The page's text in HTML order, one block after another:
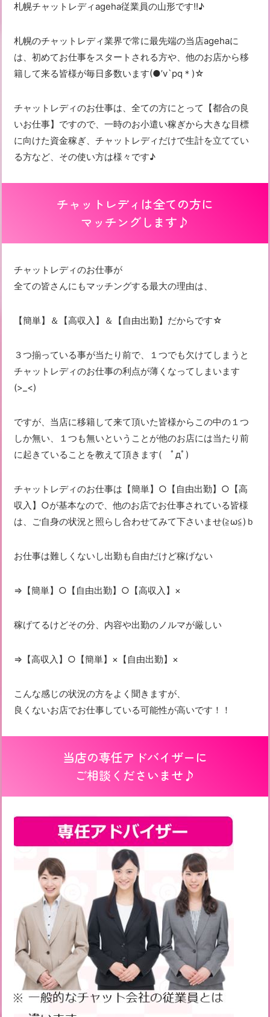
札幌チャットレディageha従業員の山形です!!♪
札幌のチャットレディ業界で常に最先端の当店agehaに
は、初めてお仕事をスタートされる方や、他のお店から移
籍して来る皆様が毎日多数います(●’v`pq＊)☆
チャットレディのお仕事は、全ての方にとって【都合の良
いお仕事】ですので、一時のお小遣い稼ぎから大きな目標
に向けた資金稼ぎ、チャットレディだけで生計を立ててい
る方など、その使い方は様々です♪
チャットレディは全ての方に
マッチングします♪
チャットレディのお仕事が
全ての皆さんにもマッチングする最大の理由は、
【簡単】＆【高収入】＆【自由出勤】だからです☆
３つ揃っている事が当たり前で、１つでも欠けてしまうと
チャットレディのお仕事の利点が薄くなってしまいます
(>_<)
ですが、当店に移籍して来て頂いた皆様からこの中の１つ
しか無い、１つも無いということが他のお店には当たり前
に起きていることを教えて頂きます( ﾟдﾟ)
チャットレディのお仕事は【簡単】○【自由出勤】○【高
収入】○が基本なので、他のお店でお仕事されている皆様
は、ご自身の状況と照らし合わせてみて下さいませ(≧ω≦)ｂ
お仕事は難しくないし出勤も自由だけど稼げない
⇒【簡単】○【自由出勤】○【高収入】×
稼げてるけどその分、内容や出勤のノルマが厳しい
⇒【高収入】○【簡単】×【自由出勤】×
こんな感じの状況の方をよく聞きますが、
良くないお店でお仕事している可能性が高いです！！
当店の専任アドバイザーに
ご相談くださいませ♪